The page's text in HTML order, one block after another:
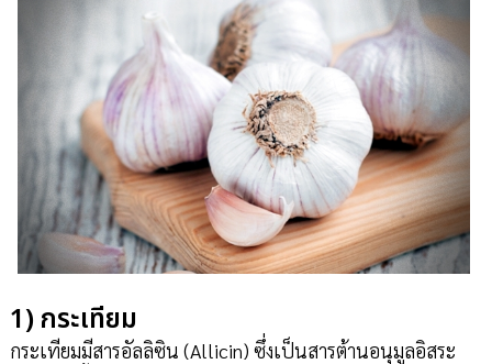
1) กระเทียม
กระเทียมมีสารอัลลิซิน (Allicin) ซึ่งเป็นสารต้านอนุมูลอิสระ